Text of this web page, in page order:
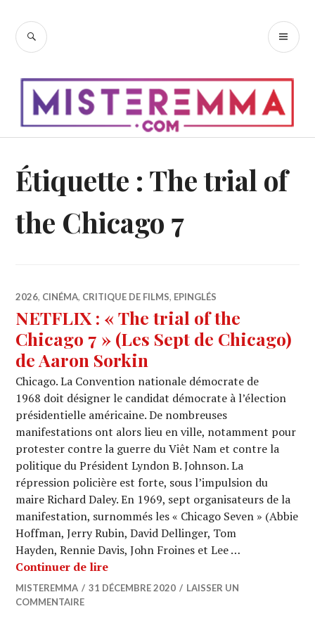
contenu
RECHERCHE
Étiquette : The trial of
the Chicago 7
2026, CINÉMA, CRITIQUE DE FILMS, EPINGLÉS
NETFLIX : « The trial of the
Chicago 7 » (Les Sept de Chicago)
de Aaron Sorkin
Chicago. La Convention nationale démocrate de
1968 doit désigner le candidat démocrate à l’élection
présidentielle américaine. De nombreuses
manifestations ont alors lieu en ville, notamment pour
protester contre la guerre du Viêt Nam et contre la
politique du Président Lyndon B. Johnson. La
répression policière est forte, sous l’impulsion du
maire Richard Daley. En 1969, sept organisateurs de la
manifestation, surnommés les « Chicago Seven » (Abbie
Hoffman, Jerry Rubin, David Dellinger, Tom
Hayden, Rennie Davis, John Froines et Lee …
Continuer de lireNETFLIX : « The trial of the Chicago
MISTEREMMA 31 DÉCEMBRE 2020
LAISSER UN
COMMENTAIRE